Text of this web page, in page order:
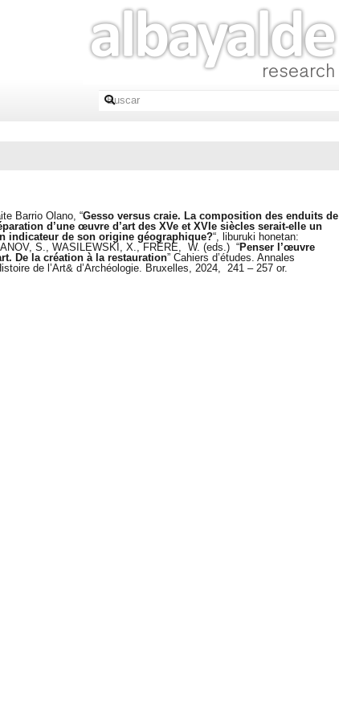
Barrio Olano, “Gesso versus craie. La composition des enduits de
d’une œuvre d’art des XVe et XVIe siècles serait-elle un
indicateur de son origine géographique?“, liburuki honetan:
S., WASILEWSKI, X., FRÈRE, W. (eds.) “Penser l’œuvre
De la création à la restauration” Cahiers d’études. Annales
de l’Art& d’Archéologie. Bruxelles, 2024, 241 – 257 or.